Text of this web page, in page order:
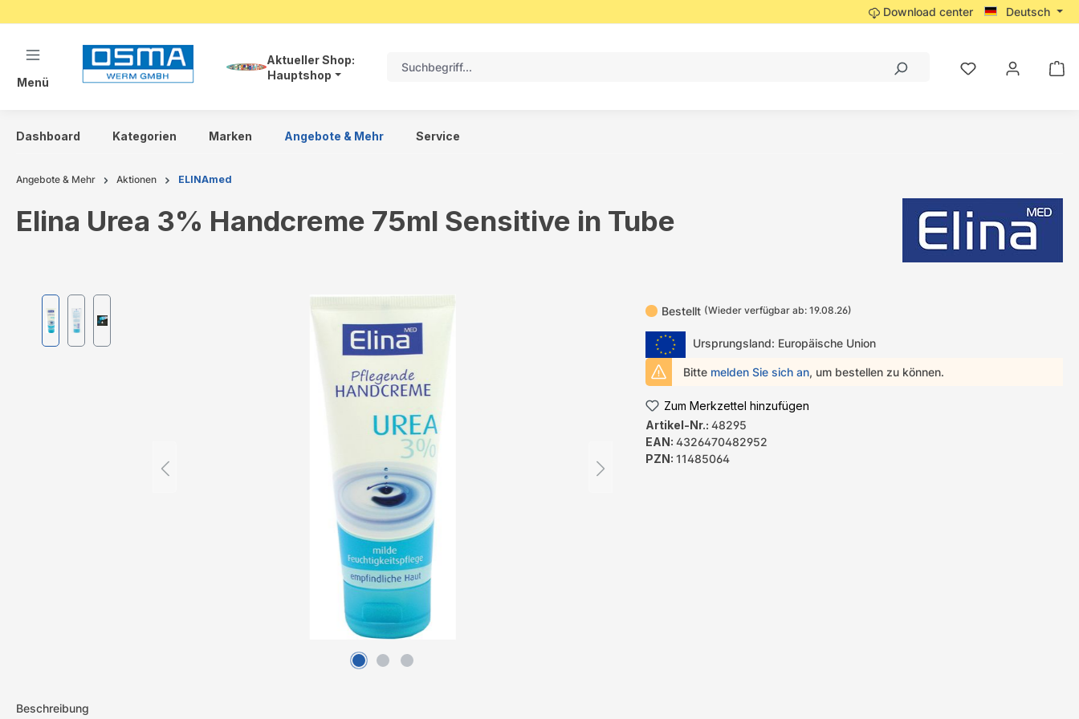
Download center Deutsch
Menü
Aktueller Shop:
Hauptshop
Dashboard Kategorien Marken Angebote & Mehr Service
Angebote & Mehr Aktionen ELINAmed
Elina Urea 3% Handcreme 75ml Sensitive in Tube
Bildergalerie überspringen
Bestellt (Wieder verfügbar ab: 19.08.26)
Ursprungsland: Europäische Union
Bitte melden Sie sich an, um bestellen zu können.
Zum Merkzettel hinzufügen
Artikel-Nr.: 48295
EAN: 4326470482952
PZN: 11485064
Beschreibung